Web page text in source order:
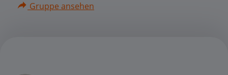
Gruppe ansehen